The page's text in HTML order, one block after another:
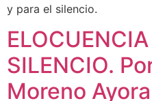
y para el silencio.
SILENCIO.
Moreno Ayora